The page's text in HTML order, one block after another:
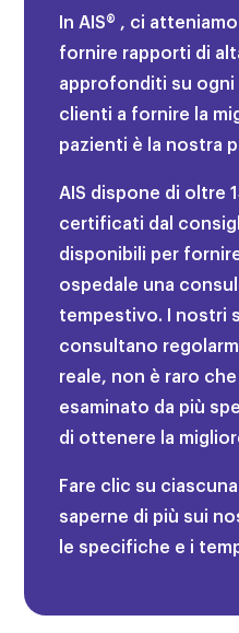
InAIS® , ci
fornire rapporti di
approfonditi su ogni
clienti a fornire la
pazienti è la nostra
AIS dispone di oltre
certificati dal
disponibili per
ospedale una
tempestivo.
I nostri
consultano
reale, non è raro
esaminato da più
di ottenere la
Fare clic su
saperne di più sui
le specifiche e i